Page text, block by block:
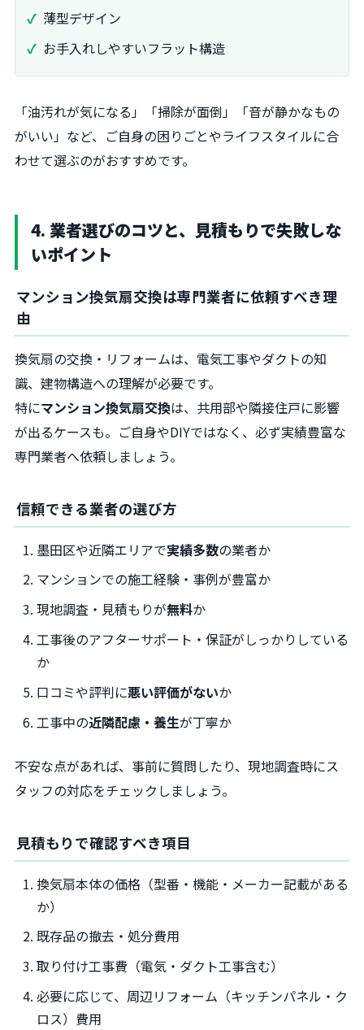
薄型デザイン
お手入れしやすいフラット構造
「油汚れが気になる」「掃除が面倒」「音が静かなもの
がいい」など、ご自身の困りごとやライフスタイルに合
わせて選ぶのがおすすめです。
4. 業者選びのコツと、見積もりで失敗しな
いポイント
マンション換気扇交換は専門業者に依頼すべき理
由
換気扇の交換・リフォームは、電気工事やダクトの知
識、建物構造への理解が必要です。
特にマンション換気扇交換は、共用部や隣接住戸に影響
が出るケースも。ご自身やDIYではなく、必ず実績豊富な
専門業者へ依頼しましょう。
信頼できる業者の選び方
墨田区や近隣エリアで実績多数の業者か
マンションでの施工経験・事例が豊富か
現地調査・見積もりが無料か
工事後のアフターサポート・保証がしっかりしている
か
口コミや評判に悪い評価がないか
工事中の近隣配慮・養生が丁寧か
不安な点があれば、事前に質問したり、現地調査時にス
タッフの対応をチェックしましょう。
見積もりで確認すべき項目
換気扇本体の価格（型番・機能・メーカー記載がある
か）
既存品の撤去・処分費用
取り付け工事費（電気・ダクト工事含む）
必要に応じて、周辺リフォーム（キッチンパネル・ク
ロス）費用